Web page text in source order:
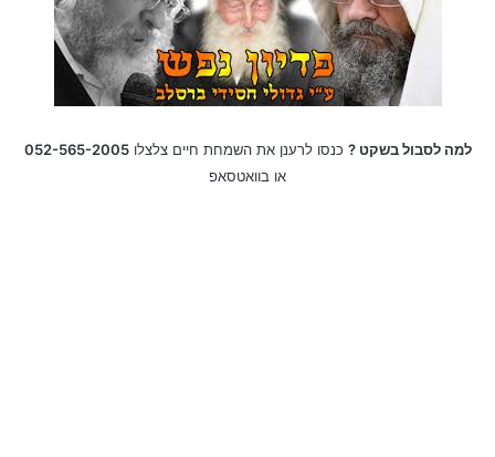
למה לסבול בשקט ? כנסו לרענן את השמחת חיים צלצלו052-565-2005
או בוואטסאפ